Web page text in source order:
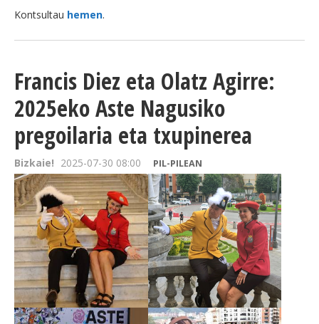
Kontsultau hemen.
Francis Diez eta Olatz Agirre:
2025eko Aste Nagusiko
pregoilaria eta txupinerea
Bizkaie! 2025-07-30 08:00 PIL-PILEAN